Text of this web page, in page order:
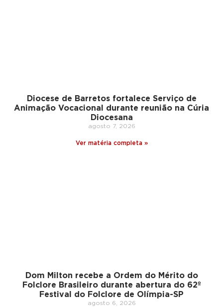
Diocese de Barretos fortalece Serviço de
Animação Vocacional durante reunião na Cúria
Diocesana
agosto 7, 2026
Ver matéria completa »
Dom Milton recebe a Ordem do Mérito do
Folclore Brasileiro durante abertura do 62º
Festival do Folclore de Olímpia-SP
agosto 6, 2026